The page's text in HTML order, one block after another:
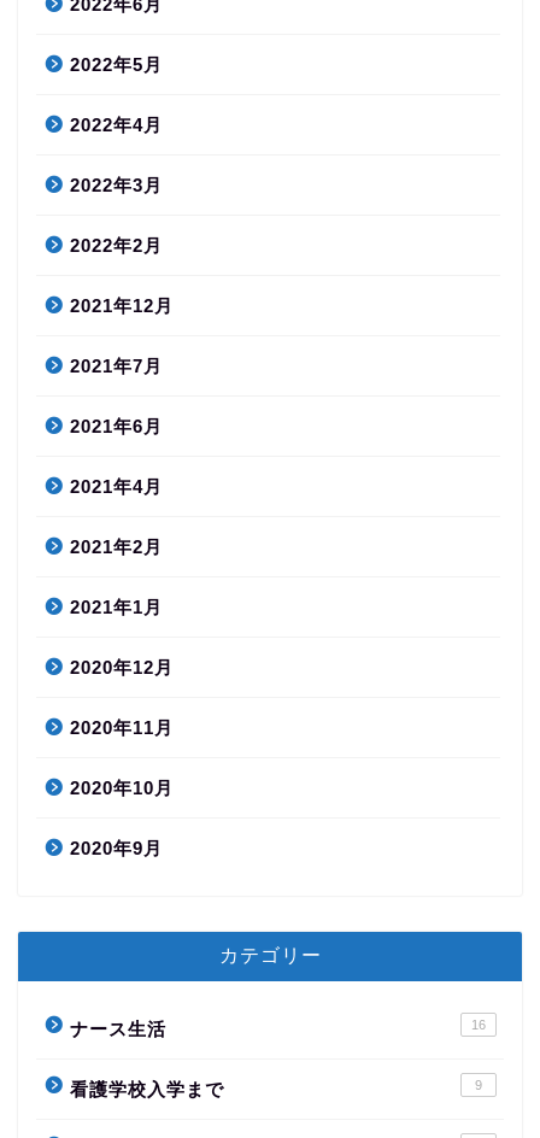
2022年6月
2022年5月
2022年4月
2022年3月
2022年2月
2021年12月
2021年7月
2021年6月
2021年4月
2021年2月
2021年1月
2020年12月
2020年11月
2020年10月
2020年9月
カテゴリー
ナース生活 16
看護学校入学まで 9